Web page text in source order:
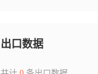
出口数据